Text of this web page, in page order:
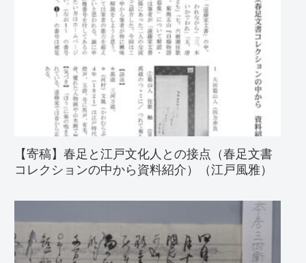
【寄稿】春足と江戸文化人との接点（春足文書
コレクションの中から資料紹介）（江戸風雅）